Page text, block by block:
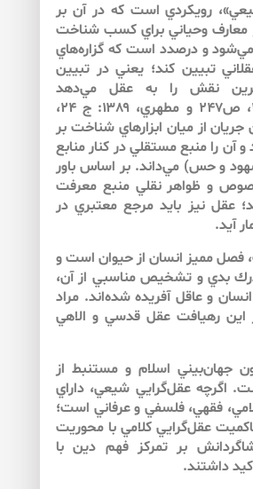
رويكردي است كه در آن بر
معارف وحياني براي كسب شناخت
و درصدد است كه گزاره‌هاي
تبيين كند؛ يعني در تبيين
نقش را به عقل مي‌دهد
(طباطبايي، ۱۳۷۹: ج۲، ص۲۴۷ و مطهري، ۱۳۸۹: ج ۲۴،
جريان از ميان ابزارهاي شناخت بر
و آن را منبع مستقلي در كنار منابع
و حس) مي‌داند. بر اساس باور
نصوص و ظواهر نقلي منبع معرفت
عقل نيز بايد مرجع معتبري در
آيد.
فصل مميز انسان از حيوان است و
بدي و تشخيص مناسبي از آن،
و عاقل آفريده شده‌‌اند. مراد
اين رهيافت عقل قدسي و الاهي
جهان‌‌بيني اسلام و مستنبط از
اگرچه عقل‌‌گرايي شيعي، داراي
فقهي، فلسفي و عرفاني است؛
عقل‌‌گرايي كلامي با محوريت
بر تمركز فهم دين با
داشتند.